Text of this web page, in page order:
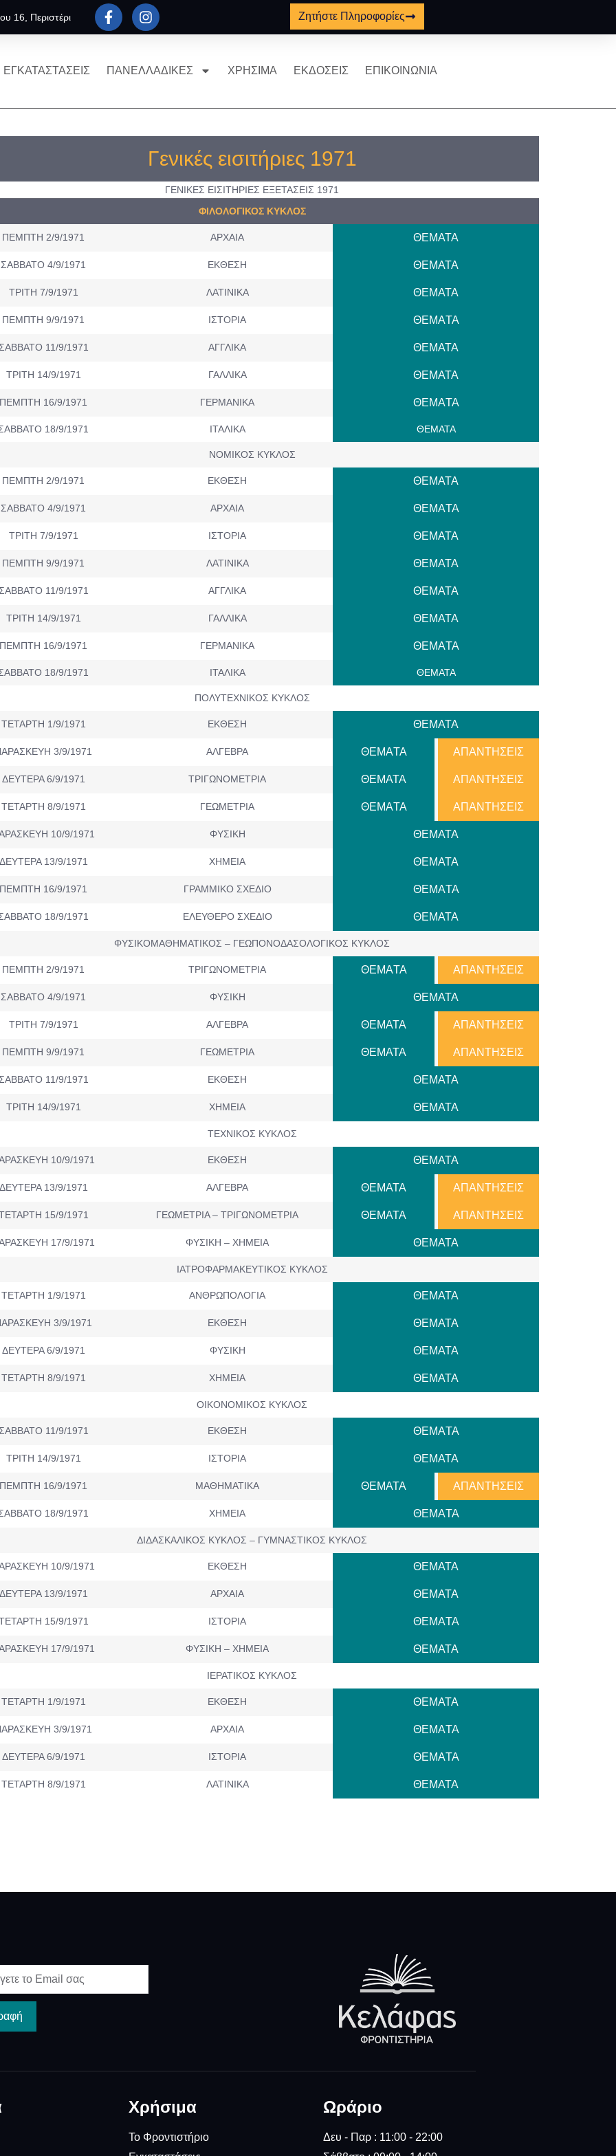
16, Περιστέρι Ζητήστε Πληροφορίες
ΕΓΚΑΤΑΣΤΑΣΕΙΣ ΠΑΝΕΛΛΑΔΙΚΕΣ ΧΡΗΣΙΜΑ ΕΚΔΟΣΕΙΣ ΕΠΙΚΟΙΝΩΝΙΑ
Γενικές εισιτήριες 1971
ΦΙΛΟΛΟΓΙΚΟΣ ΚΥΚΛΟΣ
ΓΕΝΙΚΕΣ ΕΙΣΙΤΗΡΙΕΣ ΕΞΕΤΑΣΕΙΣ 1971
ΠΕΜΠΤΗ 2/9/1971 ΑΡΧΑΙΑ ΘΕΜΑΤΑ
ΣΑΒΒΑΤΟ 4/9/1971 ΕΚΘΕΣΗ ΘΕΜΑΤΑ
ΤΡΙΤΗ 7/9/1971 ΛΑΤΙΝΙΚΑ ΘΕΜΑΤΑ
ΠΕΜΠΤΗ 9/9/1971 ΙΣΤΟΡΙΑ ΘΕΜAΤΑ
11/9/1971 ΑΓΓΛΙΚΑ ΘΕΜΑΤΑ
ΤΡΙΤΗ 14/9/1971 ΓΑΛΛΙΚΑ ΘΕΜΑΤΑ
ΠΕΜΠΤΗ 16/9/1971 ΓΕΡΜΑΝΙΚΑ ΘΕΜAΤΑ
18/9/1971 ΙΤΑΛΙΚΑ ΘΕΜΑΤΑ
ΝΟΜΙΚΟΣ ΚΥΚΛΟΣ
ΠΕΜΠΤΗ 2/9/1971 ΕΚΘΕΣΗ ΘΕΜΑΤΑ
ΣΑΒΒΑΤΟ 4/9/1971 ΑΡΧΑΙΑ ΘΕΜAΤΑ
ΤΡΙΤΗ 7/9/1971 ΙΣΤΟΡΙΑ ΘΕΜΑΤΑ
ΠΕΜΠΤΗ 9/9/1971 ΛΑΤΙΝΙΚΑ ΘΕΜΑΤΑ
11/9/1971 ΑΓΓΛΙΚΑ ΘΕΜΑΤΑ
ΤΡΙΤΗ 14/9/1971 ΓΑΛΛΙΚΑ ΘΕΜΑΤΑ
ΠΕΜΠΤΗ 16/9/1971 ΓΕΡΜΑΝΙΚΑ ΘΕΜAΤΑ
18/9/1971 ΙΤΑΛΙΚΑ ΘΕΜΑΤΑ
ΠΟΛΥΤΕΧΝΙΚΟΣ ΚΥΚΛΟΣ
ΤΕΤΑΡΤΗ 1/9/1971 ΕΚΘΕΣΗ ΘΕΜΑΤΑ
3/9/1971 ΑΛΓΕΒΡΑ ΘΕΜAΤΑ ΑΠΑΝΤΗΣΕΙΣ
ΔΕΥΤΕΡΑ 6/9/1971 ΤΡΙΓΩΝΟΜΕΤΡΙΑ ΘΕΜΑΤΑ ΑΠΑΝΤΗΣΕΙΣ
ΤΕΤΑΡΤΗ 8/9/1971 ΓΕΩΜΕΤΡΙΑ ΘΕΜAΤΑ ΑΠΑΝΤΗΣΕΙΣ
10/9/1971 ΦΥΣΙΚΗ ΘΕΜΑΤΑ
13/9/1971 ΧΗΜΕΙΑ ΘΕΜΑΤΑ
ΠΕΜΠΤΗ 16/9/1971 ΓΡΑΜΜΙΚΟ ΣΧΕΔΙΟ ΘΕΜAΤΑ
18/9/1971 ΕΛΕΥΘΕΡΟ ΣΧΕΔΙΟ ΘΕΜΑΤΑ
ΦΥΣΙΚΟΜΑΘΗΜΑΤΙΚΟΣ – ΓΕΩΠΟΝΟΔΑΣΟΛΟΓΙΚΟΣ ΚΥΚΛΟΣ
ΠΕΜΠΤΗ 2/9/1971 ΤΡΙΓΩΝΟΜΕΤΡΙΑ ΘΕΜAΤΑ ΑΠΑΝΤΗΣΕΙΣ
ΣΑΒΒΑΤΟ 4/9/1971 ΦΥΣΙΚΗ ΘΕΜΑΤΑ
ΤΡΙΤΗ 7/9/1971 ΑΛΓΕΒΡΑ ΘΕΜΑΤΑ ΑΠΑΝΤΗΣΕΙΣ
ΠΕΜΠΤΗ 9/9/1971 ΓΕΩΜΕΤΡΙΑ ΘΕΜΑΤΑ ΑΠΑΝΤΗΣΕΙΣ
11/9/1971 ΕΚΘΕΣΗ ΘΕΜΑΤΑ
ΤΡΙΤΗ 14/9/1971 ΧΗΜΕΙΑ ΘΕΜΑΤΑ
ΤΕΧΝΙΚΟΣ ΚΥΚΛΟΣ
10/9/1971 ΕΚΘΕΣΗ ΘΕΜΑΤΑ
13/9/1971 ΑΛΓΕΒΡΑ ΘΕΜΑΤΑ ΑΠΑΝΤΗΣΕΙΣ
15/9/1971 ΓΕΩΜΕΤΡΙΑ – ΤΡΙΓΩΝΟΜΕΤΡΙΑ ΘΕΜΑΤΑ ΑΠΑΝΤΗΣΕΙΣ
17/9/1971 ΦΥΣΙΚΗ – ΧΗΜΕΙΑ ΘΕΜΑΤΑ
ΙΑΤΡΟΦΑΡΜΑΚΕΥΤΙΚΟΣ ΚΥΚΛΟΣ
ΤΕΤΑΡΤΗ 1/9/1971 ΑΝΘΡΩΠΟΛΟΓΙΑ ΘΕΜΑΤΑ
3/9/1971 ΕΚΘΕΣΗ ΘΕΜΑΤΑ
ΔΕΥΤΕΡΑ 6/9/1971 ΦΥΣΙΚΗ ΘΕΜΑΤΑ
ΤΕΤΑΡΤΗ 8/9/1971 ΧΗΜΕΙΑ ΘΕΜΑΤΑ
ΟΙΚΟΝΟΜΙΚΟΣ ΚΥΚΛΟΣ
11/9/1971 ΕΚΘΕΣΗ ΘΕΜAΤΑ
ΤΡΙΤΗ 14/9/1971 ΙΣΤΟΡΙΑ ΘΕΜΑΤΑ
ΠΕΜΠΤΗ 16/9/1971 ΜΑΘΗΜΑΤΙΚΑ ΘΕΜΑΤΑ ΑΠΑΝΤΗΣΕΙΣ
18/9/1971 ΧΗΜΕΙΑ ΘΕΜAΤΑ
ΔΙΔΑΣΚΑΛΙΚΟΣ ΚΥΚΛΟΣ – ΓΥΜΝΑΣΤΙΚΟΣ ΚΥΚΛΟΣ
10/9/1971 ΕΚΘΕΣΗ ΘΕΜΑΤΑ
13/9/1971 ΑΡΧΑΙΑ ΘΕΜΑΤΑ
15/9/1971 ΙΣΤΟΡΙΑ ΘΕΜAΤΑ
17/9/1971 ΦΥΣΙΚΗ – ΧΗΜΕΙΑ ΘΕΜΑΤΑ
ΙΕΡΑΤΙΚΟΣ ΚΥΚΛΟΣ
ΤΕΤΑΡΤΗ 1/9/1971 ΕΚΘΕΣΗ ΘΕΜΑΤΑ
3/9/1971 ΑΡΧΑΙΑ ΘΕΜAΤΑ
ΔΕΥΤΕΡΑ 6/9/1971 ΙΣΤΟΡΙΑ ΘΕΜAΤΑ
ΤΕΤΑΡΤΗ 8/9/1971 ΛΑΤΙΝΙΚΑ ΘΕΜΑΤΑ
Χρήσιμα
Το Φροντιστήριο
Ωράριο
Δευ - Παρ : 11:00 - 22:00